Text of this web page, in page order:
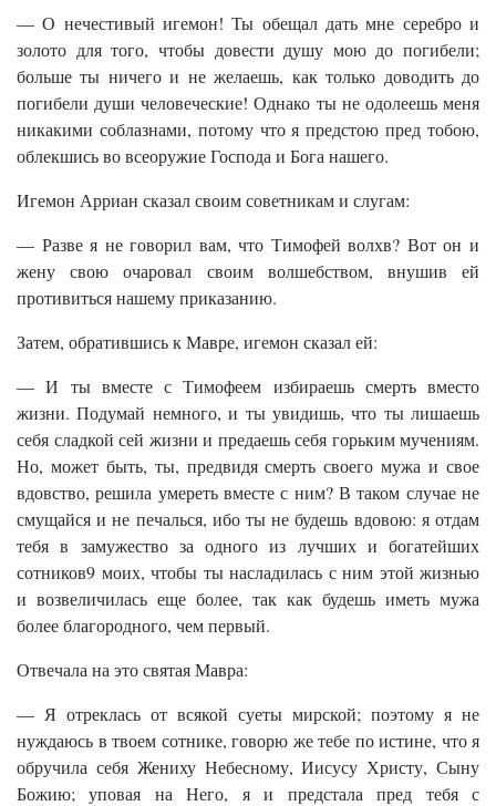
— О нечестивый игемон! Ты обещал дать мне серебро и
золото для того, чтобы довести душу мою до погибели;
больше ты ничего и не желаешь, как только доводить до
погибели души человеческие! Однако ты не одолеешь меня
никакими соблазнами, потому что я предстою пред тобою,
облекшись во всеоружие Господа и Бога нашего.
Игемон Арриан сказал своим советникам и слугам:
— Разве я не говорил вам, что Тимофей волхв? Вот он и
жену свою очаровал своим волшебством, внушив ей
противиться нашему приказанию.
Затем, обратившись к Мавре, игемон сказал ей:
— И ты вместе с Тимофеем избираешь смерть вместо
жизни. Подумай немного, и ты увидишь, что ты лишаешь
себя сладкой сей жизни и предаешь себя горьким мучениям.
Но, может быть, ты, предвидя смерть своего мужа и свое
вдовство, решила умереть вместе с ним? В таком случае не
смущайся и не печалься, ибо ты не будешь вдовою: я отдам
тебя в замужество за одного из лучших и богатейших
сотников9 моих, чтобы ты насладилась с ним этой жизнью
и возвеличилась еще более, так как будешь иметь мужа
более благородного, чем первый.
Отвечала на это святая Мавра:
— Я отреклась от всякой суеты мирской; поэтому я не
нуждаюсь в твоем сотнике, говорю же тебе по истине, что я
обручила себя Жениху Небесному, Иисусу Христу, Сыну
Божию; уповая на Него, я и предстала пред тебя с